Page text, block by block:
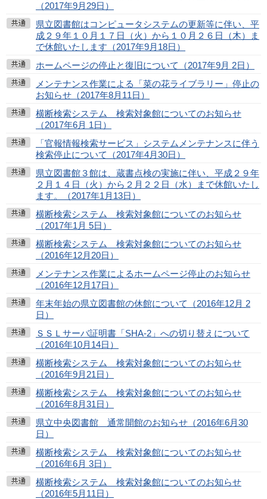
（2017年9月29日）
県立図書館はコンピュータシステムの更新等に伴い、平
成２９年１０月１７日（火）から１０月２６日（木）ま
で休館いたします（2017年9月18日）
ホームページの停止と復旧について（2017年9月 2日）
メンテナンス作業による「菜の花ライブラリー」停止の
お知らせ（2017年8月11日）
横断検索システム 検索対象館についてのお知らせ
（2017年6月 1日）
「官報情報検索サービス」システムメンテナンスに伴う
検索停止について（2017年4月30日）
県立図書館３館は、蔵書点検の実施に伴い、平成２９年
２月１４日（火）から２月２２日（水）まで休館いたし
ます。（2017年1月13日）
横断検索システム 検索対象館についてのお知らせ
（2017年1月 5日）
横断検索システム 検索対象館についてのお知らせ
（2016年12月20日）
メンテナンス作業によるホームページ停止のお知らせ
（2016年12月17日）
年末年始の県立図書館の休館について（2016年12月 2
日）
ＳＳＬサーバ証明書「SHA-2」への切り替えについて
（2016年10月14日）
横断検索システム 検索対象館についてのお知らせ
（2016年9月21日）
横断検索システム 検索対象館についてのお知らせ
（2016年8月31日）
県立中央図書館 通常開館のお知らせ（2016年6月30
日）
横断検索システム 検索対象館についてのお知らせ
（2016年6月 3日）
横断検索システム 検索対象館についてのお知らせ
（2016年5月11日）